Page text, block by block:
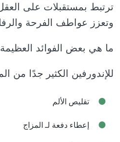
ترتبط بمستقبلات على
وتعزز عواطف الفرحة
ما هي بعض الفوائد العظيمة
للإندورفين الكثير جدًا من
تقليص الألم
إعطاء دفعة لـ المزاج